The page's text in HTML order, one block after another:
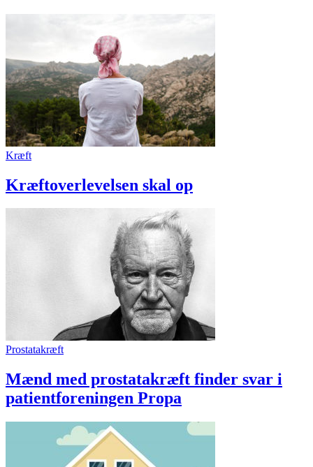
Kræft
Kræftoverlevelsen skal op
Prostatakræft
Mænd med prostatakræft finder svar i
patientforeningen Propa